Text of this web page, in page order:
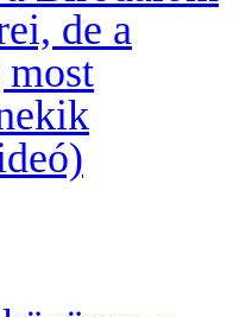
de a
most